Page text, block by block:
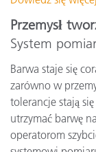
Przemysł
System
Barwa staje się
zarówno w
tolerancje stają
utrzymać barwę
operatorom